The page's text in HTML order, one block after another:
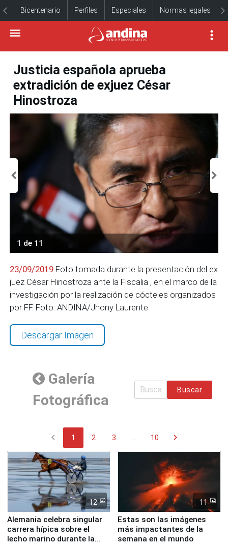
Bicentenario Perfiles Especiales Normas legales
Justicia española aprueba
extradición de exjuez César
Hinostroza
1 de 11
23/09/2019 Foto tomada durante la presentación del ex
juez César Hinostroza ante la Fiscalia , en el marco de la
investigación por la realización de cócteles organizados
por FF. Foto: ANDINA/Jhony Laurente
Descargar Imagen
Galería
Fotográfica
Buscar
chevron_left 1 2 3 10 chevron_right
12
Alemania celebra singular
carrera hípica sobre el
lecho marino durante la
11
Estas son las imágenes
más impactantes de la
semana en el mundo